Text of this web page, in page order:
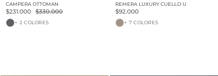
CAMPERA OTTOMAN
$231.000 $330.000
+ 2 COLORES
REMERA LUXURY CUELLO U
$92.000
+ 7 COLORES